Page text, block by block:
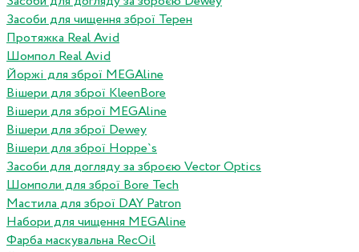
Засоби для чищення зброї Терен
Протяжка Real Avid
Шомпол Real Avid
Йоржі для зброї MEGAline
Вішери для зброї KleenBore
Вішери для зброї MEGAline
Вішери для зброї Dewey
Вішери для зброї Hoppe`s
Засоби для догляду за зброєю Vector Optics
Шомполи для зброї Bore Tech
Мастила для зброї DAY Patron
Набори для чищення MEGAline
Фарба маскувальна RecOil